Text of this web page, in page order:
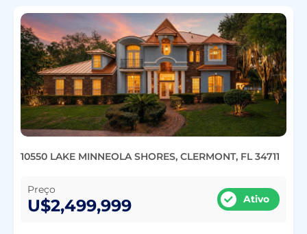
10550 LAKE MINNEOLA SHORES, CLERMONT, FL 34711
Preço
U$2,499,999 Ativo